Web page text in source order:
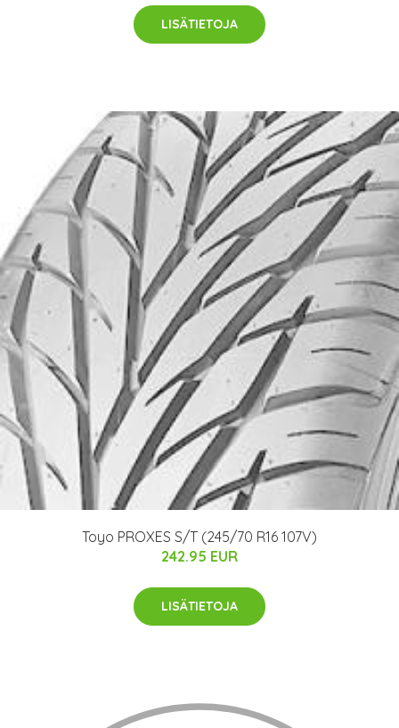
LISÄTIETOJA
Toyo PROXES S/T (245/70 R16 107V)
242.95 EUR
LISÄTIETOJA